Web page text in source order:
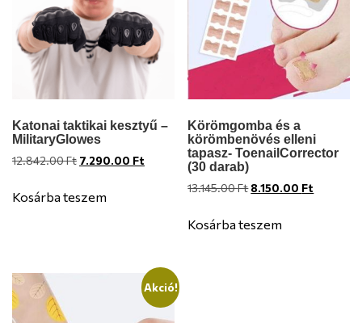
Katonai taktikai kesztyű –
MilitaryGlowes
12.842.00Ft Original
7.290.00 Ft
Kosárba teszem
Körömgomba és a
körömbenövés elleni
tapasz- ToenailCorrector
(30 darab)
13.145.00Ft Original
8.150.00 Ft
Kosárba teszem
Akció!